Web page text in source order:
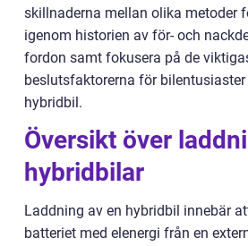
skillnaderna mellan olika metoder
igenom historien av för- och
fordon samt fokusera på de
beslutsfaktorerna för bilentusiaster
hybridbil.
Översikt över
hybridbilar
Laddning av en hybridbil innebär
batteriet med elenergi från en